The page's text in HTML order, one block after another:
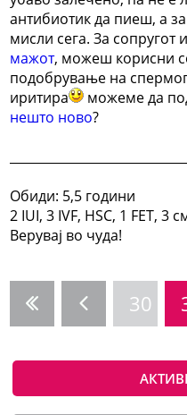
антибиотик да пиеш, а
мисли сега. За сопругот
мажот, можеш корисни
подобрување на
иритира
можеме да
нешто ново?
Обиди: 5,5 години
2 IUI, 3 IVF, HSC, 1 FET, 3
Верувај во чуда!
30